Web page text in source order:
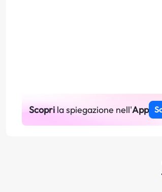
Scoprila spiegazione nell'App